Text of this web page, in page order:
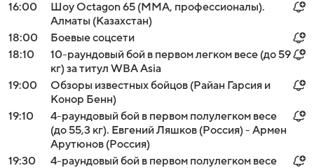
16:00
Шоу Octagon 65 (MMA, профессионалы).
Алматы (Казахстан)
18:00
Боевые соцсети
18:10
10-раундовый бой в первом легком весе (до 59
кг) за титул WBA Asia
19:00
Обзоры известных бойцов (Райан Гарсия и
Конор Бенн)
19:10
4-раундовый бой в первом полулегком весе
(до 55,3 кг). Евгений Ляшков (Россия) - Армен
Арутюнов (Россия)
19:30
4-раундовый бой в первом полулегком весе